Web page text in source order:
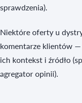
sprawdzenia).
Niektóre oferty u
komentarze klientów
ich kontekst i źródło
agregator opinii).